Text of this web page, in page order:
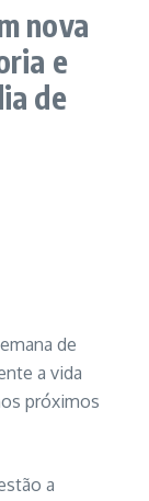
nova
e
de
de
a vida
próximos
a